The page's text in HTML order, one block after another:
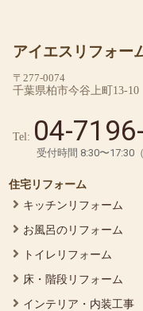
アイエスリフォー
〒277-0074
千葉県柏市今谷上町13-10
Tel: 04-
受付時間 8:30〜17:30
住宅リフォーム
キッチンリフォーム
お風呂のリフォーム
トイレリフォーム
床・階段リフォーム
インテリア・内装工事